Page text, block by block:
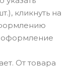
кликнуть на
оформление
От товара